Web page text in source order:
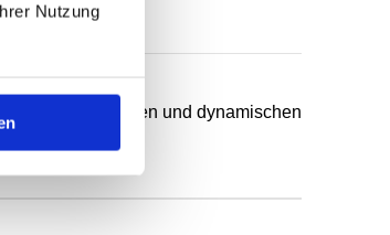
Nutzung
in statischen und dynamischen